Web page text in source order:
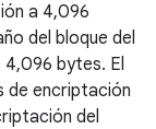
a 4,096
del bloque del
bytes. El
de encriptación
del